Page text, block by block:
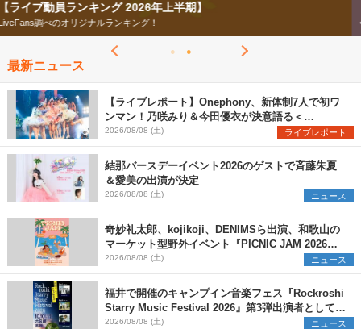
【フェス特集2026】
今年もフェスの季節がやってきた！
最新ニュース
【ライブレポート】Onephony、新体制7人で初ワ
ンマン！乃咲みり＆今田優衣が決意語る＜
Onephony新体制1st Oneman Live はじまりの夏
＞
2026/08/08 (土) ライブレポート
結那バースデーイベント2026のゲストで斉藤朱夏
＆愛美の出演が決定
2026/08/08 (土) ニュース
奇妙礼太郎、kojikoji、DENIMSら出演、和歌山の
マーケット型野外イベント『PICNIC JAM 2026』
早割チケット発売開始
2026/08/08 (土) ニュース
福井で開催のキャンプイン音楽フェス『Rockroshi
Starry Music Festival 2026』第3弾出演者として
SCOOBIE DO、かりゆし58、Reiを発表
2026/08/08 (土) ニュース